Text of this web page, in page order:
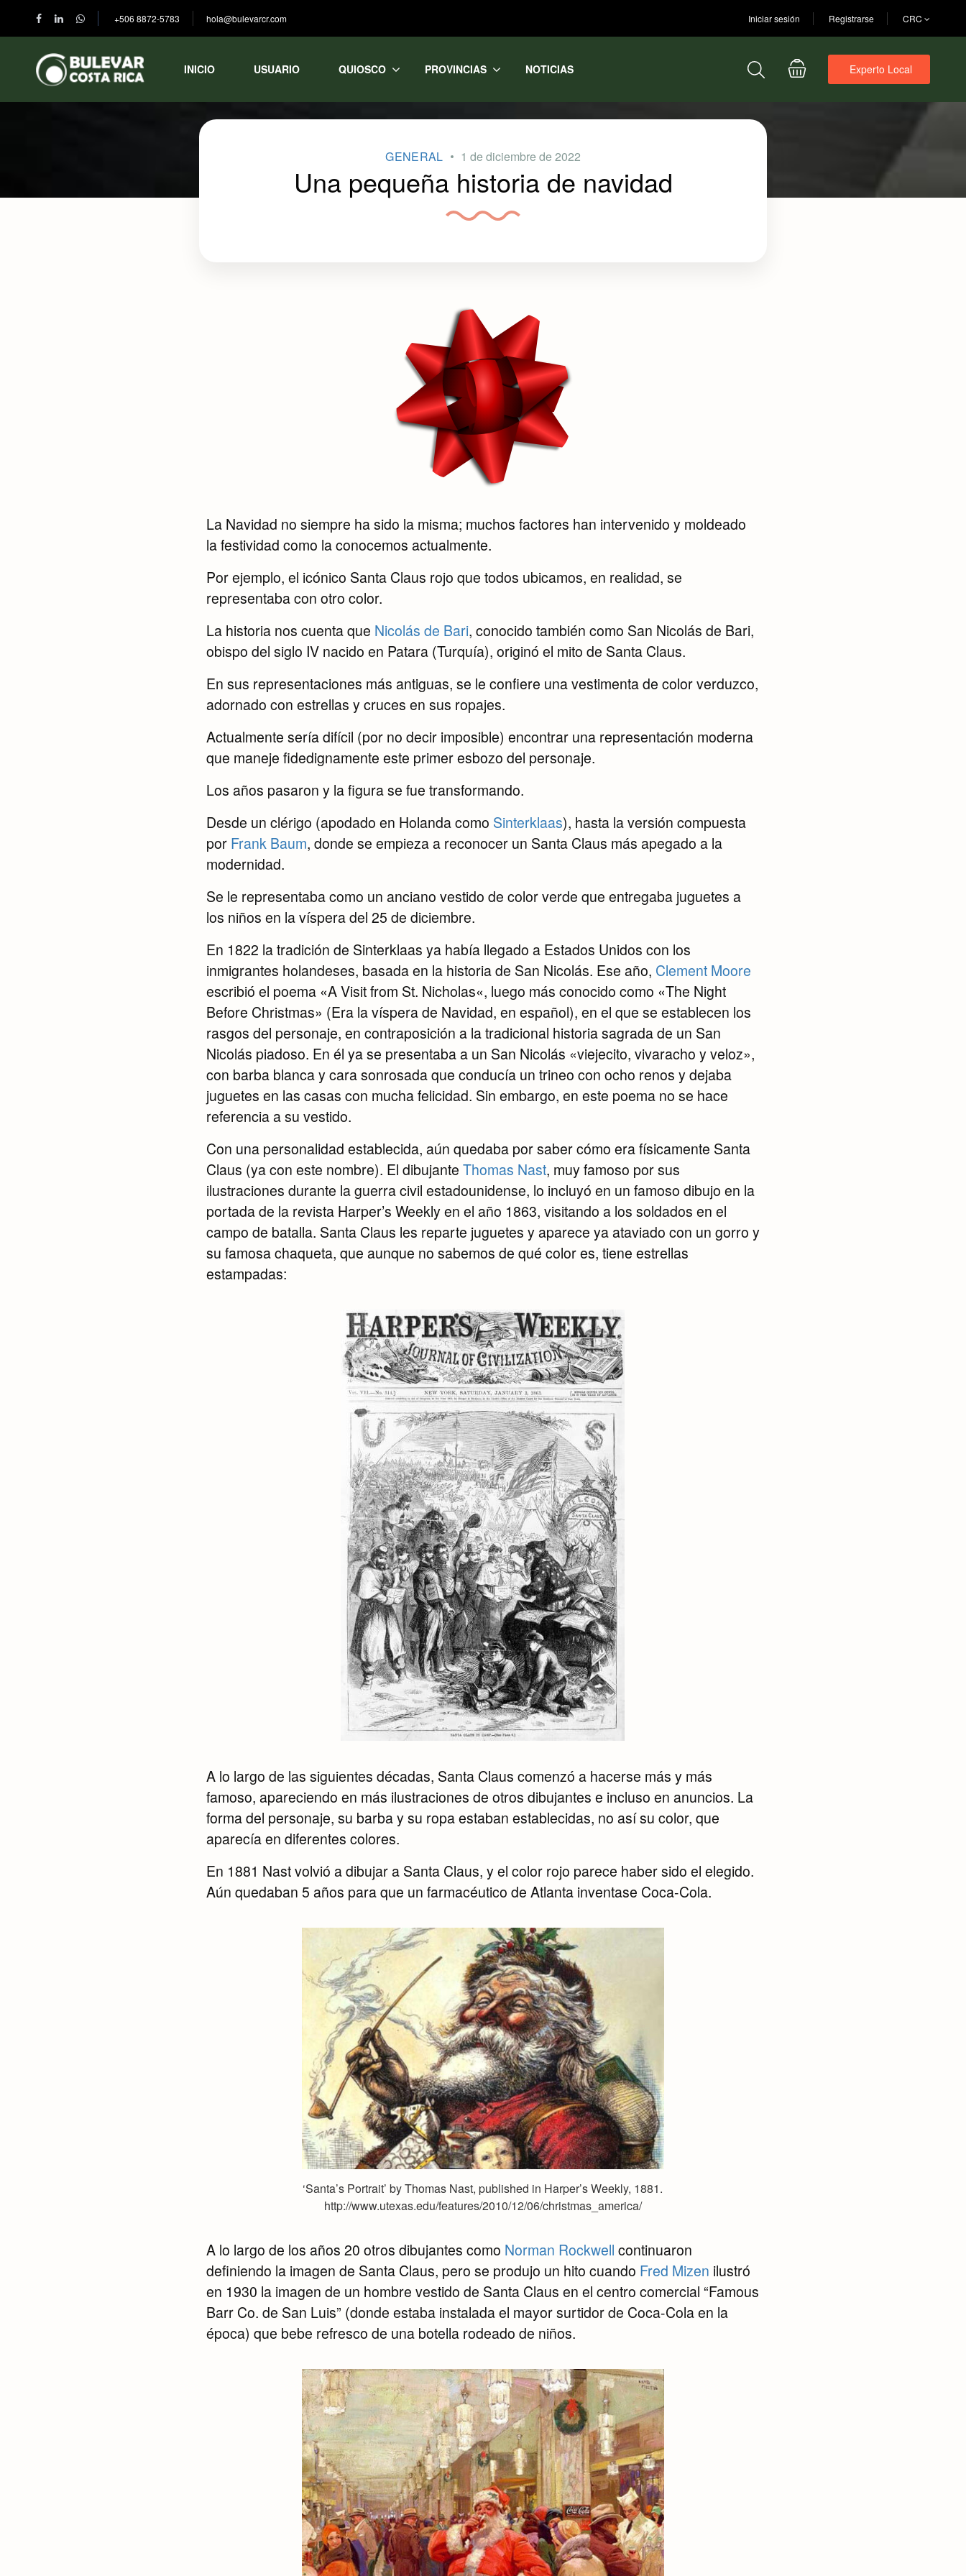
+506 8872-5783 hola@bulevarcr.com Iniciar sesión Registrarse CRC
INICIO USUARIO QUIOSCO PROVINCIAS NOTICIAS Experto Local
GENERAL 1 de diciembre de 2022
Una pequeña historia de navidad
La Navidad no siempre ha sido la misma; muchos factores han intervenido y moldeado
la festividad como la conocemos actualmente.
Por ejemplo, el icónico Santa Claus rojo que todos ubicamos, en realidad, se
representaba con otro color.
La historia nos cuenta que Nicolás de Bari, conocido también como San Nicolás de Bari,
obispo del siglo IV nacido en Patara (Turquía), originó el mito de Santa Claus.
En sus representaciones más antiguas, se le confiere una vestimenta de color verduzco,
adornado con estrellas y cruces en sus ropajes.
Actualmente sería difícil (por no decir imposible) encontrar una representación moderna
que maneje fidedignamente este primer esbozo del personaje.
Los años pasaron y la figura se fue transformando.
Desde un clérigo (apodado en Holanda como Sinterklaas), hasta la versión compuesta
por Frank Baum, donde se empieza a reconocer un Santa Claus más apegado a la
modernidad.
Se le representaba como un anciano vestido de color verde que entregaba juguetes a
los niños en la víspera del 25 de diciembre.
En 1822 la tradición de Sinterklaas ya había llegado a Estados Unidos con los
inmigrantes holandeses, basada en la historia de San Nicolás. Ese año, Clement Moore
escribió el poema «A Visit from St. Nicholas«, luego más conocido como «The Night
Before Christmas» (Era la víspera de Navidad, en español), en el que se establecen los
rasgos del personaje, en contraposición a la tradicional historia sagrada de un San
Nicolás piadoso. En él ya se presentaba a un San Nicolás «viejecito, vivaracho y veloz»,
con barba blanca y cara sonrosada que conducía un trineo con ocho renos y dejaba
juguetes en las casas con mucha felicidad. Sin embargo, en este poema no se hace
referencia a su vestido.
Con una personalidad establecida, aún quedaba por saber cómo era físicamente Santa
Claus (ya con este nombre). El dibujante Thomas Nast, muy famoso por sus
ilustraciones durante la guerra civil estadounidense, lo incluyó en un famoso dibujo en la
portada de la revista Harper’s Weekly en el año 1863, visitando a los soldados en el
campo de batalla. Santa Claus les reparte juguetes y aparece ya ataviado con un gorro y
su famosa chaqueta, que aunque no sabemos de qué color es, tiene estrellas
estampadas:
A lo largo de las siguientes décadas, Santa Claus comenzó a hacerse más y más
famoso, apareciendo en más ilustraciones de otros dibujantes e incluso en anuncios. La
forma del personaje, su barba y su ropa estaban establecidas, no así su color, que
aparecía en diferentes colores.
En 1881 Nast volvió a dibujar a Santa Claus, y el color rojo parece haber sido el elegido.
Aún quedaban 5 años para que un farmacéutico de Atlanta inventase Coca-Cola.
‘Santa’s Portrait’ by Thomas Nast, published in Harper’s Weekly, 1881.
http://www.utexas.edu/features/2010/12/06/christmas_america/
A lo largo de los años 20 otros dibujantes como Norman Rockwell continuaron
definiendo la imagen de Santa Claus, pero se produjo un hito cuando Fred Mizen ilustró
en 1930 la imagen de un hombre vestido de Santa Claus en el centro comercial “Famous
Barr Co. de San Luis” (donde estaba instalada el mayor surtidor de Coca-Cola en la
época) que bebe refresco de una botella rodeado de niños.